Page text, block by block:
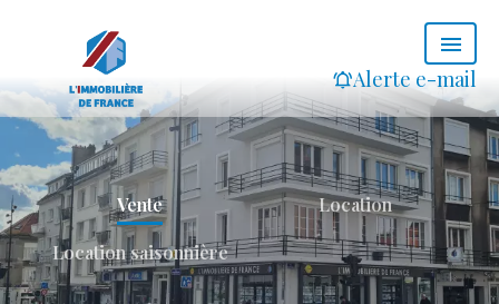
Alerte e-mail
Vente Location
Location saisonnière